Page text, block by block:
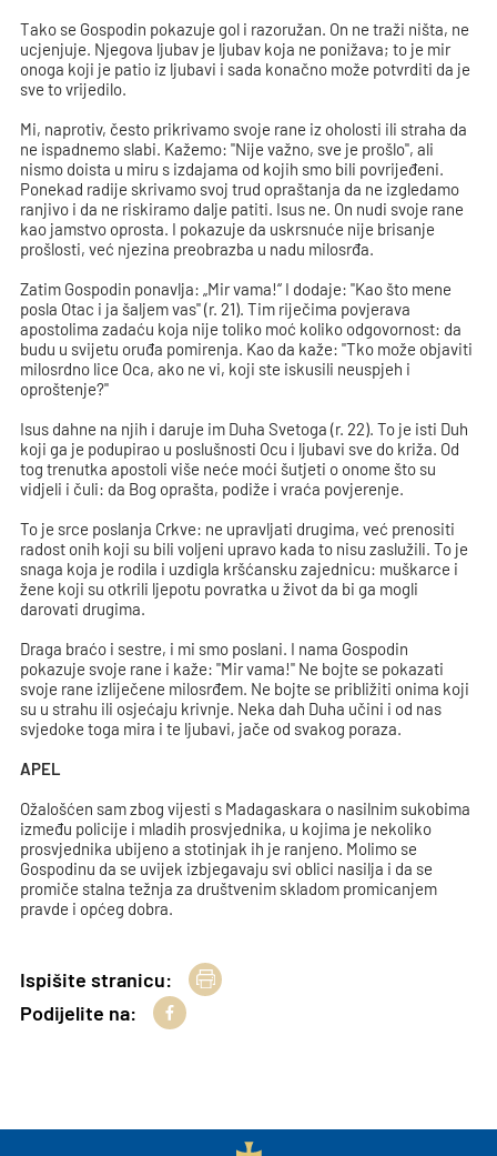
Tako se Gospodin pokazuje gol i razoružan. On ne traži ništa, ne
ucjenjuje. Njegova ljubav je ljubav koja ne ponižava; to je mir
onoga koji je patio iz ljubavi i sada konačno može potvrditi da je
sve to vrijedilo.
Mi, naprotiv, često prikrivamo svoje rane iz oholosti ili straha da
ne ispadnemo slabi. Kažemo: "Nije važno, sve je prošlo", ali
nismo doista u miru s izdajama od kojih smo bili povrijeđeni.
Ponekad radije skrivamo svoj trud opraštanja da ne izgledamo
ranjivo i da ne riskiramo dalje patiti. Isus ne. On nudi svoje rane
kao jamstvo oprosta. I pokazuje da uskrsnuće nije brisanje
prošlosti, već njezina preobrazba u nadu milosrđa.
Zatim Gospodin ponavlja: „Mir vama!“ I dodaje: "Kao što mene
posla Otac i ja šaljem vas" (r. 21). Tim riječima povjerava
apostolima zadaću koja nije toliko moć koliko odgovornost: da
budu u svijetu oruđa pomirenja. Kao da kaže: "Tko može objaviti
milosrdno lice Oca, ako ne vi, koji ste iskusili neuspjeh i
oproštenje?"
Isus dahne na njih i daruje im Duha Svetoga (r. 22). To je isti Duh
koji ga je podupirao u poslušnosti Ocu i ljubavi sve do križa. Od
tog trenutka apostoli više neće moći šutjeti o onome što su
vidjeli i čuli: da Bog oprašta, podiže i vraća povjerenje.
To je srce poslanja Crkve: ne upravljati drugima, već prenositi
radost onih koji su bili voljeni upravo kada to nisu zaslužili. To je
snaga koja je rodila i uzdigla kršćansku zajednicu: muškarce i
žene koji su otkrili ljepotu povratka u život da bi ga mogli
darovati drugima.
Draga braćo i sestre, i mi smo poslani. I nama Gospodin
pokazuje svoje rane i kaže: "Mir vama!" Ne bojte se pokazati
svoje rane izliječene milosrđem. Ne bojte se približiti onima koji
su u strahu ili osjećaju krivnje. Neka dah Duha učini i od nas
svjedoke toga mira i te ljubavi, jače od svakog poraza.
APEL
Ožalošćen sam zbog vijesti s Madagaskara o nasilnim sukobima
između policije i mladih prosvjednika, u kojima je nekoliko
prosvjednika ubijeno a stotinjak ih je ranjeno. Molimo se
Gospodinu da se uvijek izbjegavaju svi oblici nasilja i da se
promiče stalna težnja za društvenim skladom promicanjem
pravde i općeg dobra.
Ispišite stranicu:
Podijelite na: